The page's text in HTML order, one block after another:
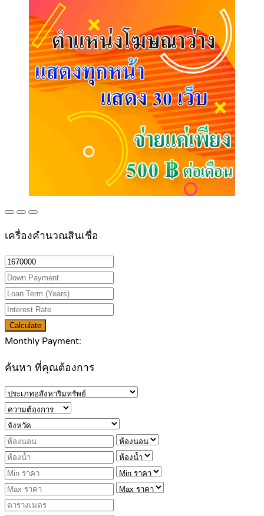
เครื่องคำนวณสินเชื่อ
Calculate
Monthly Payment:
ค้นหา ที่คุณต้องการ